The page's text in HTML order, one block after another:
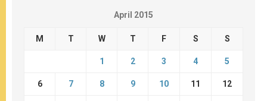
April 2015
M T W T F S S
1 2 3 4 5
6 7 8 9 10 11 12